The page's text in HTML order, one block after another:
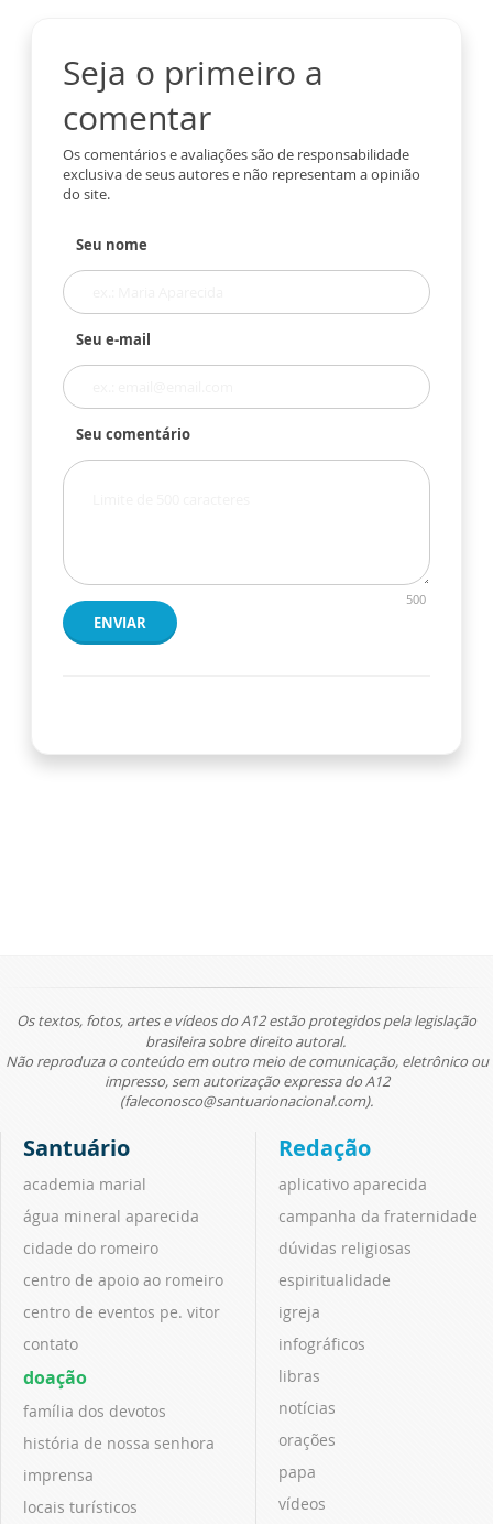
Seja o primeiro a
comentar
Os comentários e avaliações são de responsabilidade
exclusiva de seus autores e não representam a opinião
do site.
Seu nome
Seu e-mail
Seu comentário
500
ENVIAR
Os textos, fotos, artes e vídeos do A12 estão protegidos pela legislação
brasileira sobre direito autoral.
Não reproduza o conteúdo em outro meio de comunicação, eletrônico ou
impresso, sem autorização expressa do A12
(faleconosco@santuarionacional.com).
Santuário
academia marial
água mineral aparecida
cidade do romeiro
centro de apoio ao romeiro
centro de eventos pe. vitor
contato
doação
família dos devotos
história de nossa senhora
imprensa
locais turísticos
Redação
aplicativo aparecida
campanha da fraternidade
dúvidas religiosas
espiritualidade
igreja
infográficos
libras
notícias
orações
papa
vídeos